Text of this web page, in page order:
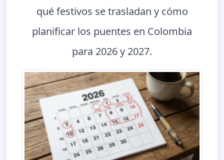
qué festivos se trasladan y cómo
planificar los puentes en Colombia
para 2026 y 2027.